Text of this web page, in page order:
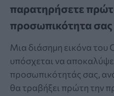
παρατηρήσετε
προσωπικότητα σας
Μια διάσημη εικόνα του
υπόσχεται να
προσωπικότητάς σας,
θα τραβήξει πρώτη την